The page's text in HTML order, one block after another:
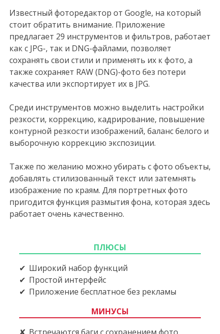
Известный фоторедактор от Google, на который
стоит обратить внимание. Приложение
предлагает 29 инструментов и фильтров, работает
как с JPG-, так и DNG-файлами, позволяет
сохранять свои стили и применять их к фото, а
также сохраняет RAW (DNG)-фото без потери
качества или экспортирует их в JPG.
Среди инструментов можно выделить настройки
резкости, коррекцию, кадрирование, повышение
контурной резкости изображений, баланс белого и
выборочную коррекцию экспозиции.
Также по желанию можно убирать с фото объекты,
добавлять стилизованный текст или затемнять
изображение по краям. Для портретных фото
пригодится функция размытия фона, которая здесь
работает очень качественно.
ПЛЮСЫ
Широкий набор функций
Простой интерфейс
Приложение бесплатное без рекламы
МИНУСЫ
Встречаются баги с сохранением фото